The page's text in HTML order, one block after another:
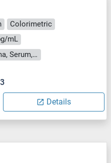
Colorimetric
mL
Cell Culture Supernatant, Plasma, Serum, Tissue Homogenate
Details